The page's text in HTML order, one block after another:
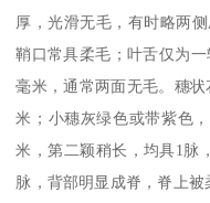
厚，光滑无毛，有时略两
鞘口常具柔毛；叶舌仅为
毫米，通常两面无毛。穗
米；小穗灰绿色或带紫色
米，第二颖稍长，均具1脉
脉，背部明显成脊，脊上